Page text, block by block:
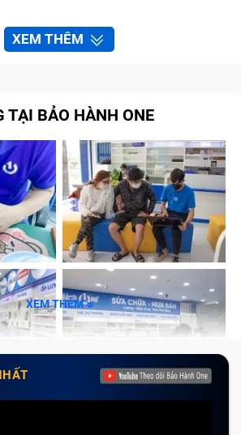
XEM THÊM
TẠI BẢO HÀNH ONE
XEM THÊM